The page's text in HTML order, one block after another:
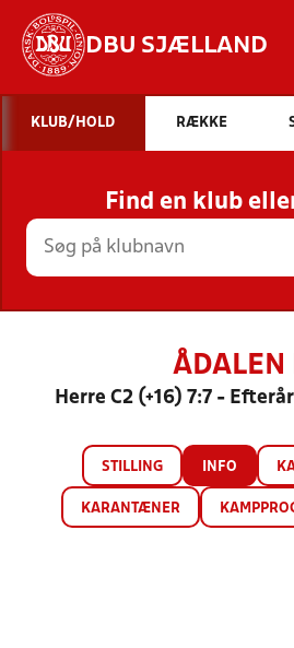
DBU SJÆLLAND
STILLINGER,
HOLD
KLUB/HOLD RÆKKE
Find en klub
ÅDALEN
Herre C2 (+16) 7:7 -
STILLING INFO
KARANTÆNER